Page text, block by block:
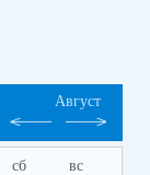
Август
сб вс